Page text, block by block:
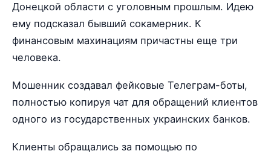
Донецкой области с уголовным прошлым. Идею
ему подсказал бывший сокамерник. К
финансовым махинациям причастны еще три
человека.
Мошенник создавал фейковые Телеграм-боты,
полностью копируя чат для обращений клиентов
одного из государственных украинских банков.
Клиенты обращались за помощью по